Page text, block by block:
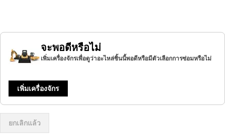
จะพอดีหรือไม่
เพิ่มเครื่องจักรเพื่อดูว่าอะไหล่ชิ้นนี้พอดีหรือมีตัวเลือกการซ่อมหรือไม่
เพิ่มเครื่องจักร
ยกเลิกแล้ว